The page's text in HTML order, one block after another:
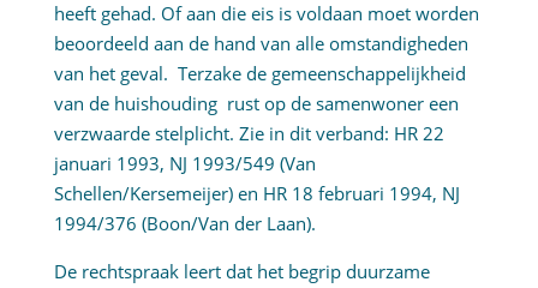
heeft gehad. Of aan die eis is voldaan moet worden
beoordeeld aan de hand van alle omstandigheden
van het geval. Terzake de gemeenschappelijkheid
van de huishouding rust op de samenwoner een
verzwaarde stelplicht. Zie in dit verband: HR 22
januari 1993, NJ 1993/549 (Van
Schellen/Kersemeijer) en HR 18 februari 1994, NJ
1994/376 (Boon/Van der Laan).
De rechtspraak leert dat het begrip duurzame